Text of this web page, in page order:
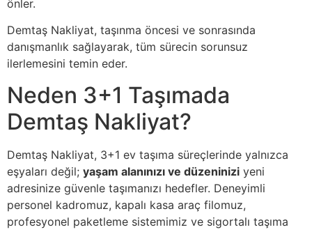
önler.
Demtaş Nakliyat, taşınma öncesi ve sonrasında
danışmanlık sağlayarak, tüm sürecin sorunsuz
ilerlemesini temin eder.
Neden 3+1 Taşımada
Demtaş Nakliyat?
Demtaş Nakliyat, 3+1 ev taşıma süreçlerinde yalnızca
eşyaları değil; yaşam alanınızı ve düzeninizi yeni
adresinize güvenle taşımanızı hedefler. Deneyimli
personel kadromuz, kapalı kasa araç filomuz,
profesyonel paketleme sistemimiz ve sigortalı taşıma